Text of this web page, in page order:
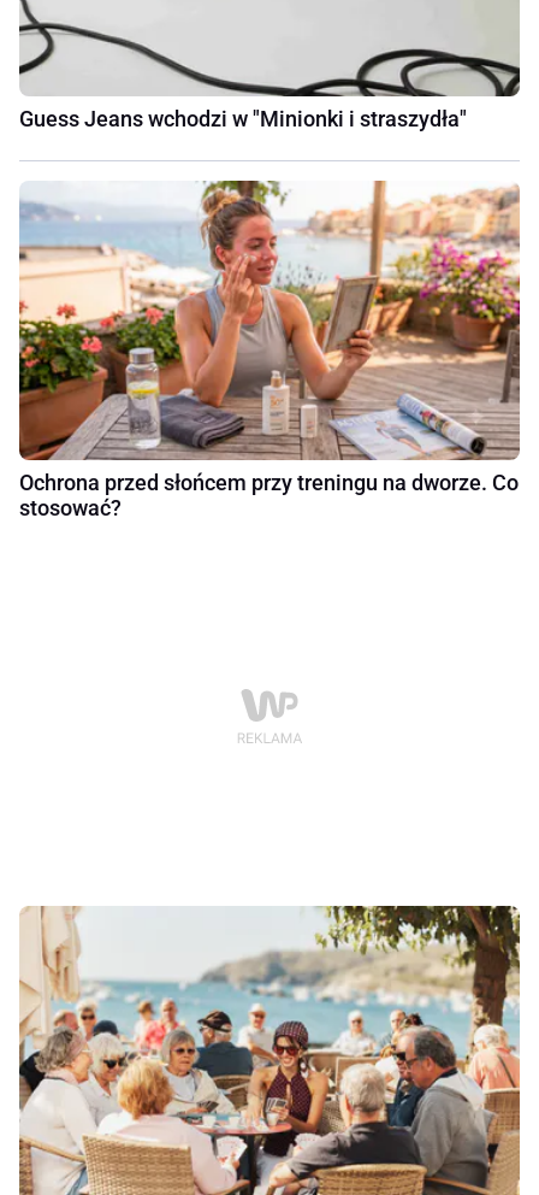
Guess Jeans wchodzi w "Minionki i straszydła"
Ochrona przed słońcem przy treningu na dworze. Co
stosować?